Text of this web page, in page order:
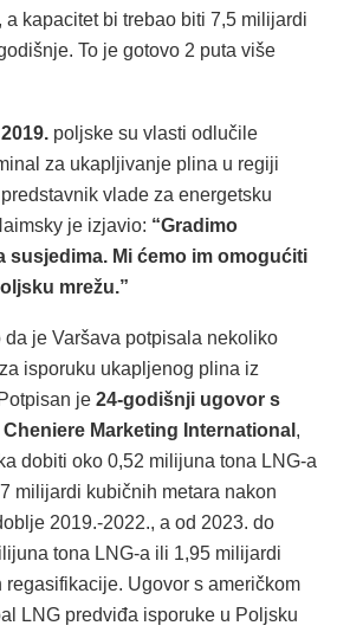
kapacitet bi trebao biti 7,5 milijardi
To je gotovo 2 puta više
poljske su vlasti odlučile
za ukapljivanje plina u regiji
vlade za energetsku
je izjavio: “Gradimo
susjedima. Mi ćemo im omogućiti
mrežu.”
je Varšava potpisala nekoliko
isporuku ukapljenog plina iz
je 24-godišnji ugovor s
Marketing International ,
dobiti oko 0,52 milijuna tona LNG-a
milijardi kubičnih metara nakon
2019.-2022., a od 2023. do
tona LNG-a ili 1,95 milijardi
regasifikacije. Ugovor s američkom
LNG predviđa isporuke u Poljsku